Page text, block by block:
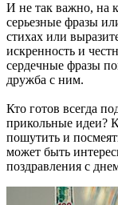
И не так важно, на
серьезные фразы
стихах или
искренность и
сердечные фразы
дружба с ним.
Кто готов всегда
прикольные идеи?
пошутить и
может быть
поздравления с